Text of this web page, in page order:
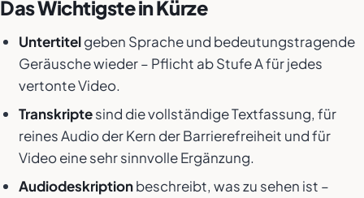
Das Wichtigste in Kürze
Untertitelgeben Spracheund bedeutungstragende
Geräusche wieder – Pflicht ab Stufe A für jedes
vertonte Video.
Transkriptesind die vollständige Textfassung, für
reines Audio der Kern der Barrierefreiheit und für
Video eine sehr sinnvolle Ergänzung.
Audiodeskriptionbeschreibt, was zu sehen ist –